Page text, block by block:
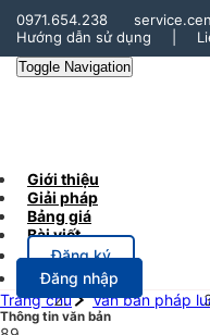
0971.654.238
Hướng dẫn sử dụng
Toggle Navigation
Giới thiệu
Giải pháp
Bảng giá
Bài viết
Đăng ký
Đăng nhập
Trang chủ
Văn bản pháp
Thông tin văn bản